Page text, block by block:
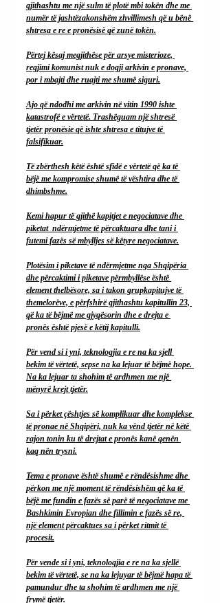
gjithashtu me një sulm të plotë mbi tokën dhe me
numër të jashtëzakonshëm zhvillimesh që u bënë
shtresa e re e pronësisë që zunë tokën.
Përtej kësaj megjithëse për arsye misterioze,
regjimi komunist nuk e dogji arkivin e pronave,
por i mbajti dhe ruajti me shumë siguri.
Ajo që ndodhi me arkivin në vitin 1990 ishte
katastrofë e vërtetë. Trashëguam një shtresë
tjetër pronësie që ishte shtresa e titujve të
falsifikuar.
Të zbërthesh këtë është sfidë e vërtetë që ka të
bëjë me kompromise shumë të vështira dhe të
dhimbshme.
Kemi hapur të gjithë kapitjet e negociatave dhe
piketat  ndërmjetme të përcaktuara dhe tani i
futemi fazës së mbylljes së këtyre negociatave.
Plotësim i piketave të ndërmjetme nga Shqipëria
dhe përcaktimi i piketave përmbyllëse është
element thelbësore, sa i takon grupkapitujve të
themelorëve, e përfshirë gjithashtu kapitullin 23,
që ka të bëjmë me gjyqësorin dhe e drejta e
pronës është pjesë e këtij kapitulli.
Për vend si i yni, teknologjia e re na ka sjell
bekim të vërtetë, sepse na ka lejuar të bëjmë hope.
Na ka lejuar ta shohim të ardhmen me një
mënyrë krejt tjetër.
Sa i përket çështjes së komplikuar dhe komplekse
të pronae në Shqipëri, nuk ka vënd tjetër në këtë
rajon tonin ku të drejtat e pronës kanë qenën
kaq nën trysni.
Tema e pronave është shumë e rëndësishme dhe
përkon me një moment të rëndësishëm që ka të
bëjë me fundin e fazës së parë të negociatave me
Bashkimin Evropian dhe fillimin e fazës së re,
një element përcaktues sa i përket ritmit të
procesit.
Për vende si i yni, teknologjia e re na ka sjellë
bekim të vërtetë, se na ka lejuyar të bëjmë hapa të
pamundur dhe ta shohim të ardhmen me një
frymë tjetër.